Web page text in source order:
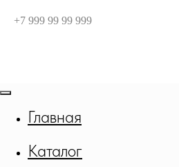
Главная
Каталог
+7 999 99 99 999